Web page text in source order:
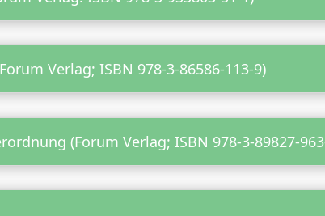
Verlag; ISBN 978-3-86586-113-9)
(Forum Verlag; ISBN 978-3-89827-